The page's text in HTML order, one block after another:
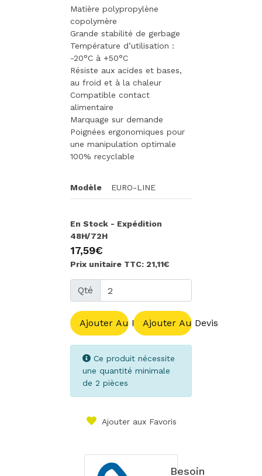
Matière polypropylène
copolymère
Grande stabilité de gerbage
Température d’utilisation :
-20°C à +50°C
Résiste aux acides et bases,
au froid et à la chaleur
Compatible contact
alimentaire
Marquage sur demande
Poignées ergonomiques pour
une manipulation optimale
100% recyclable
Modèle EURO-LINE
En Stock - Expédition
48H/72H
17,59€
Prix unitaire TTC: 21,11€
Qté
Ajouter Au PanierAjouter Au Devis
Ce produit nécessite
une quantité minimale
de 2 pièces
Ajouter aux Favoris
Besoin